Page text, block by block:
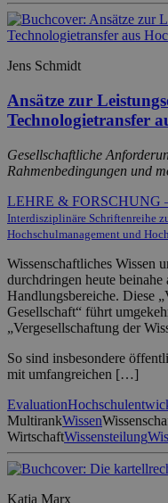
Jens Schmidt
Ansätze zur
Technologietransfer
Gesellschaftliche
Rahmenbedingungen und
LEHRE & FORSCHUNG
Interdisziplinäre Schriftenreihe
Hochschulmanagement und
Wissenschaftliches Wissen
durchdringen heute beinahe
Handlungsbereiche. Diese
Gesellschaft“ führt
„Vergesellschaftung der
So sind insbesondere
mit umfangreichen […]
Evaluation
MultirankWissen
WirtschaftWissensteilung
Katja Marx